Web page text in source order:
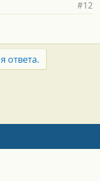
#12
ответа.